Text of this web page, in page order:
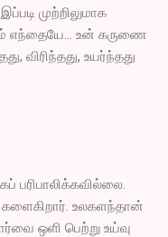
முற்றிலுமாக
எந்தையே… உன் கருணை
விரிந்தது, உயர்ந்தது
உலகளந்தான்
ஒளி பெற்று உய்வு